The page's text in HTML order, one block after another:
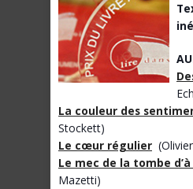
La couleur des
Stockett)
Le cœur régulier
Le mec de la tombe
Mazetti)